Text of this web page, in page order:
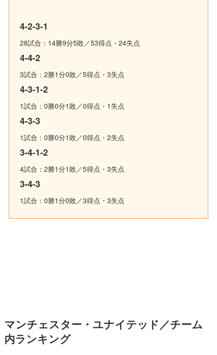
4-2-3-1
28試合：14勝9分5敗／53得点・24失点
4-4-2
3試合：2勝1分0敗／5得点・3失点
4-3-1-2
1試合：0勝0分1敗／0得点・1失点
4-3-3
1試合：0勝0分1敗／0得点・2失点
3-4-1-2
4試合：2勝1分1敗／5得点・3失点
3-4-3
1試合：0勝1分0敗／3得点・3失点
マンチェスター・ユナイテッド／チーム
内ランキング